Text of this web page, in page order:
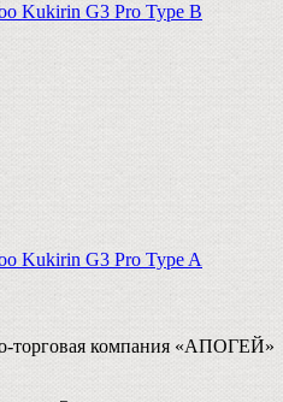
Kukirin G3 Pro Type B
Kukirin G3 Pro Type A
торговая компания «АПОГЕЙ»